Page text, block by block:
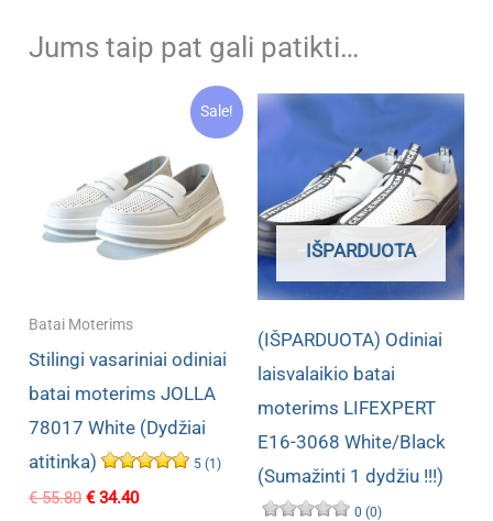
Jums taip pat gali patikti…
Sale!
Batai Moterims
Stilingi vasariniai odiniai
batai moterims JOLLA
78017 White (Dydžiai
atitinka)
5 (1)
€55.80 Original
€34.40Current
IŠPARDUOTA
(IŠPARDUOTA) Odiniai
laisvalaikio batai
moterims LIFEXPERT
E16-3068 White/Black
(Sumažinti 1 dydžiu !!!)
0 (0)